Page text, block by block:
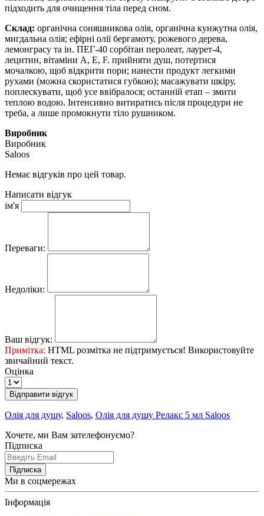
підходить для очищення тіла перед сном.
Склад: органічна соняшникова олія, органічна кунжутна олія,
мигдальна олія; ефірні олії бергамоту, рожевого дерева,
лемонграсу та ін. ПЕГ-40 сорбітан перолеат, лаурет-4,
лецитин, вітаміни А, Е, F. прийняти душ, потертися
мочалкою, щоб відкрити пори; нанести продукт легкими
рухами (можна скористатися губкою); масажувати шкіру,
поплескувати, щоб усе ввібралося; останній етап – змити
теплою водою. Інтенсивно витиратись після процедури не
треба, а лише промокнути тіло рушником.
Виробник
Виробник
Saloos
Немає відгуків про цей товар.
Написати відгук
ім'я
Переваги:
Недоліки:
Ваш відгук:
Примітка: HTML розмітка не підтримується! Використовуйте
звичайний текст.
Оцінка
Відправити відгук
Олія для душу, Saloos, Олія для душу Релакс 5 мл Saloos
Хочете, ми Вам зателефонуємо?
Підписка
Підписка
Ми в соцмережах
Інформація